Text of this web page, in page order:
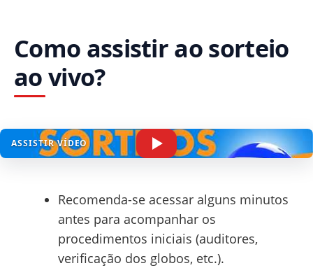
Como assistir ao sorteio
ao vivo?
ASSISTIR VÍDEO
Recomenda-se acessar alguns minutos
antes para acompanhar os
procedimentos iniciais (auditores,
verificação dos globos, etc.).